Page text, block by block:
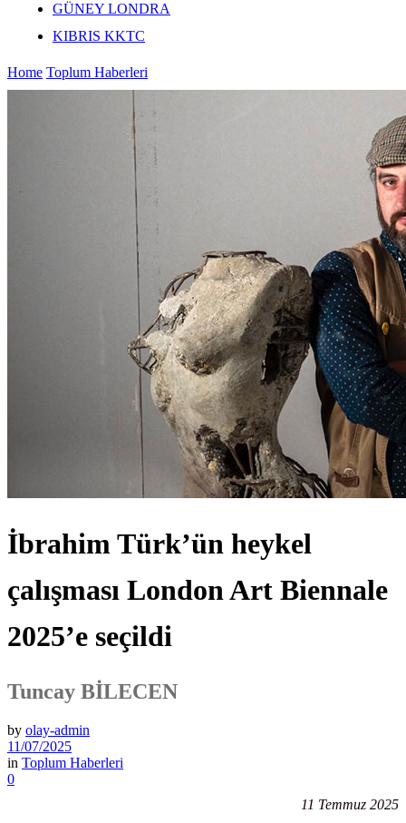
GÜNEY LONDRA
KIBRIS KKTC
Home Toplum Haberleri
İbrahim Türk’ün heykel
çalışması London Art Biennale
2025’e seçildi
Tuncay BİLECEN
by olay-admin
11/07/2025
in Toplum Haberleri
0
11 Temmuz 2025